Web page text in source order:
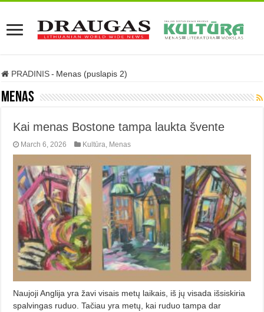
PRADINIS - Menas (puslapis 2)
Menas
Kai menas Bostone tampa laukta švente
March 6, 2026 Kultūra, Menas
Naujoji Anglija yra žavi visais metų laikais, iš jų visada išsiskiria
spalvingas ruduo. Tačiau yra metų, kai ruduo tampa dar